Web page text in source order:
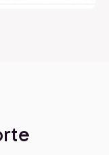
de
del objeto
de tickets